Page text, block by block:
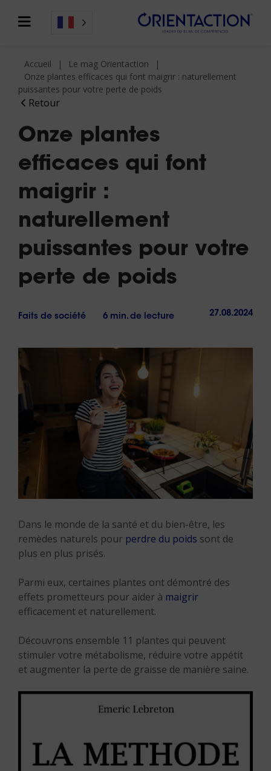
Retour
Accueil
Le mag Orientaction
Onze plantes efficaces qui font maigrir : naturellement
puissantes pour votre perte de poids
Onze plantes
efficaces qui font
maigrir :
naturellement
puissantes pour votre
perte de poids
Faits de société 6 min. de lecture 27.08.2024
Dans le monde de la santé et du bien-être, les
remèdes naturels pour perdre du poids sont de
plus en plus prisés.
Parmi eux, certaines plantes ont démontré des
effets prometteurs pour aider à maigrir
efficacement et naturellement.
Découvrons ensemble 11 plantes qui peuvent
stimuler votre métabolisme, réduire votre appétit
et augmenter la perte de graisse de manière saine.